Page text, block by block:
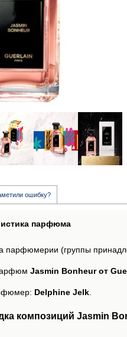
ошибку?
парфюма
парфюмерии (группы
Jasmin Bonheur от
Delphine Jelk
композиций Jasmin